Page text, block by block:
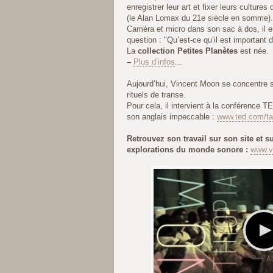
enregistrer leur art et fixer leurs cultures
(le Alan Lomax du 21e siècle en somme).
Caméra et micro dans son sac à dos, il
question : "Qu’est-ce qu’il est important
La collection Petites Planètesest née.
– Plus d’infos
Aujourd’hui, Vincent Moon se
rituels de transe.
Pour cela, il intervient à la conférence
son anglais impeccable : www.ted.com/
Retrouvez son travail sur son site et
explorations du monde sonore :